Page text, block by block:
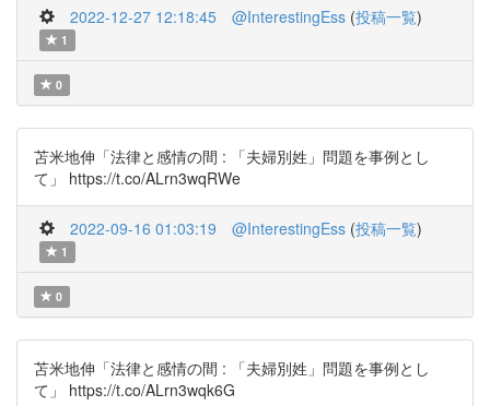
2022-12-27 12:18:45 @InterestingEss (投稿一覧)
1
0
苫米地伸「法律と感情の間 : 「夫婦別姓」問題を事例とし
て」 https://t.co/ALrn3wqRWe
2022-09-16 01:03:19 @InterestingEss (投稿一覧)
1
0
苫米地伸「法律と感情の間 : 「夫婦別姓」問題を事例とし
て」 https://t.co/ALrn3wqk6G